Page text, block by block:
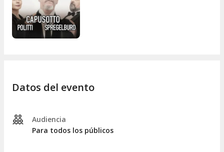
Datos del evento
Audiencia
Para todos los públicos